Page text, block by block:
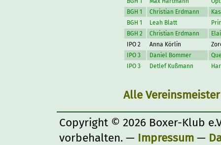
BGH 1
Christian Erdmann
BGH 1
Leah Blatt
BGH 2
Christian Erdmann
IPO 2
Anna Körlin
IPO 3
Daniel Bommer
IPO 3
Detlef Kußmann
Alle
Copyright © 2026 Boxer-Klub
vorbehalten. — Impressum —